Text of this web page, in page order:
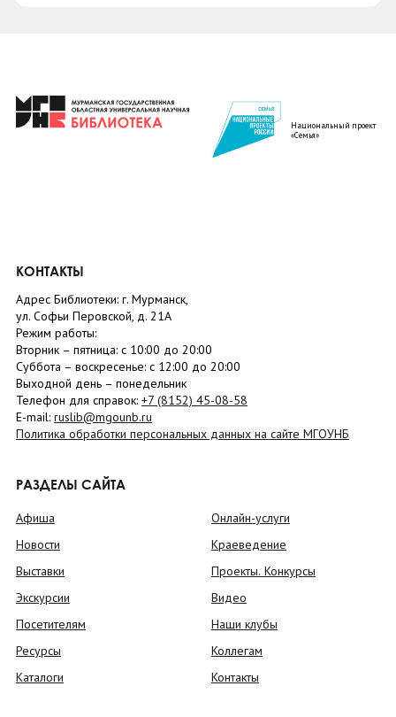
Национальный проект
«Семья»
КОНТАКТЫ
Адрес Библиотеки: г. Мурманск,
ул. Софьи Перовской, д. 21А
Режим работы:
Вторник – пятница: с 10:00 до 20:00
Суббота – воскресенье: c 12:00 до 20:00
Выходной день – понедельник
Телефон для справок: +7 (8152) 45-08-58
E-mail: ruslib@mgounb.ru
Политика обработки персональных данных на сайте МГОУНБ
РАЗДЕЛЫ САЙТА
Афиша
Новости
Выставки
Экскурсии
Посетителям
Ресурсы
Каталоги
Онлайн-услуги
Краеведение
Проекты. Конкурсы
Видео
Наши клубы
Коллегам
Контакты